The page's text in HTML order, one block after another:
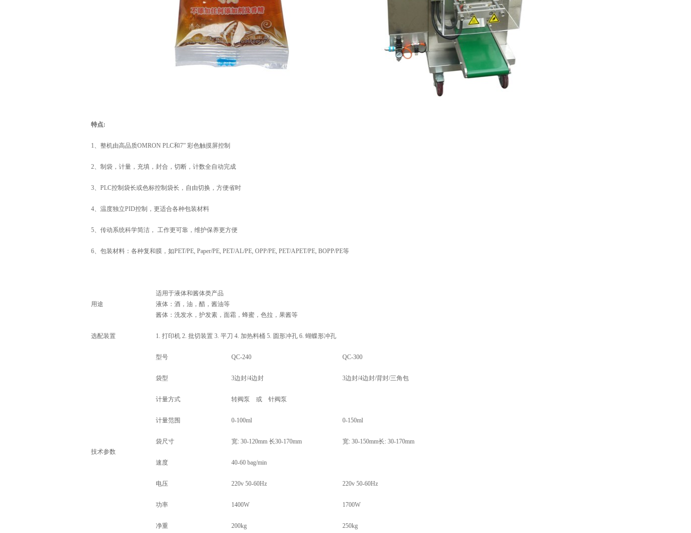
特点:
1、整机由高品质OMRON PLC和7” 彩色触摸屏控制
2、制袋，计量，充填，封合，切断，计数全自动完成
3、PLC控制袋长或色标控制袋长，自由切换，方便省时
4、温度独立PID控制，更适合各种包装材料
5、传动系统科学简洁， 工作更可靠，维护保养更方便
6、包装材料：各种复和膜，如PET/PE, Paper/PE, PET/AL/PE, OPP/PE, PET/APET/PE, BOPP/PE等
用途
适用于液体和酱体类产品
液体：酒，油，醋，酱油等
酱体：洗发水，护发素，面霜，蜂蜜，色拉，果酱等
选配装置 1. 打印机 2. 批切装置 3. 平刀 4. 加热料桶 5. 圆形冲孔 6. 蝴蝶形冲孔
技术参数
型号 QC-240 QC-300
袋型 3边封/4边封 3边封/4边封/背封/三角包
计量方式 转阀泵 或 针阀泵
计量范围 0-100ml 0-150ml
袋尺寸 宽: 30-120mm 长30-170mm 宽: 30-150mm长: 30-170mm
速度 40-60 bag/min
电压 220v 50-60Hz 220v 50-60Hz
功率 1400W 1700W
净重 200kg 250kg